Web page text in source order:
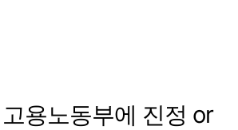
용노동부에 진정 or